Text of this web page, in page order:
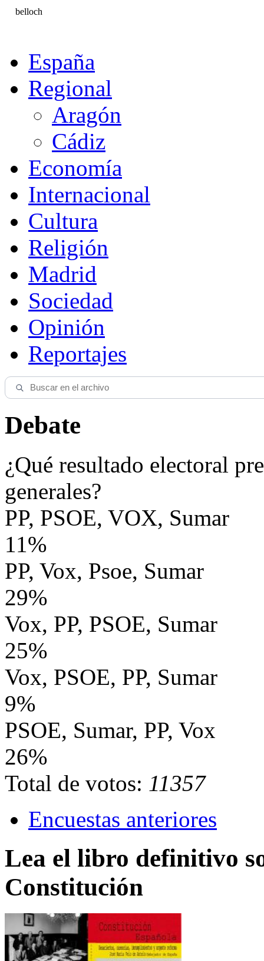
belloch
España
Regional
Aragón
Cádiz
Economía
Internacional
Cultura
Religión
Madrid
Sociedad
Opinión
Reportajes
Debate
¿Qué resultado electoral
generales?
PP, PSOE, VOX, Sumar
11%
PP, Vox, Psoe, Sumar
29%
Vox, PP, PSOE, Sumar
25%
Vox, PSOE, PP, Sumar
9%
PSOE, Sumar, PP, Vox
26%
Total de votos: 11357
Encuestas anteriores
Lea el libro definitivo
Constitución